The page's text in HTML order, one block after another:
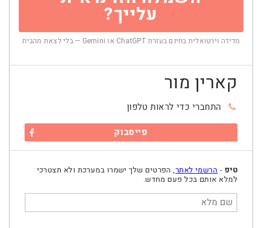
עלייך?
מדידה וירטואלית בחינם בעזרת ChatGPT או Gemini — בלי לצאת מהבית
קארין מור
התחברי כדי לראות טלפון
פייסבוק
טיפ - הרשמי לאתר, הפרטים שלך ישמרו במערכת ולא תצטרכי
למלא אותם בכל פעם מחדש.